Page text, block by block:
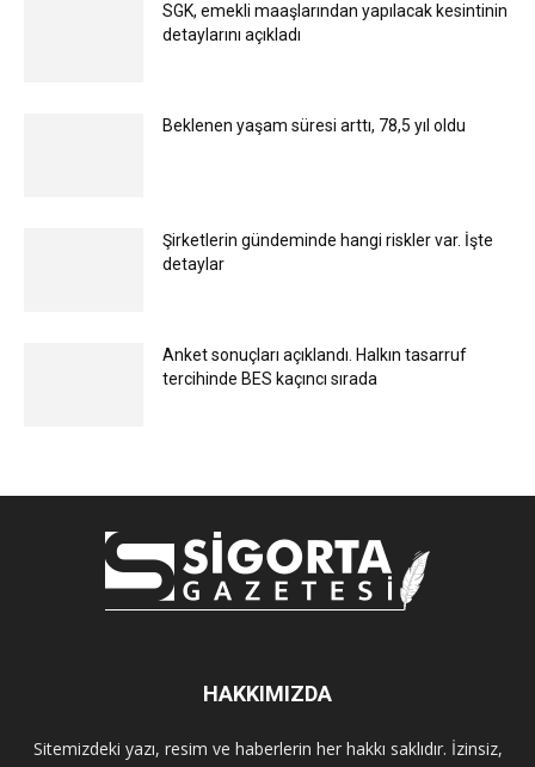
SGK, emekli maaşlarından yapılacak kesintinin
detaylarını açıkladı
Beklenen yaşam süresi arttı, 78,5 yıl oldu
Şirketlerin gündeminde hangi riskler var. İşte
detaylar
Anket sonuçları açıklandı. Halkın tasarruf
tercihinde BES kaçıncı sırada
HAKKIMIZDA
Sitemizdeki yazı, resim ve haberlerin her hakkı saklıdır. İzinsiz,